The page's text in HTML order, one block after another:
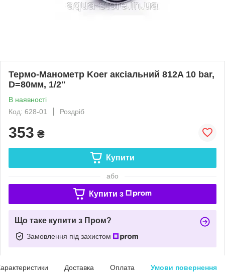
Термо-Манометр Koer аксіальний 812A 10 bar,
D=80мм, 1/2''
В наявності
Код: 628-01
Роздріб
353 ₴
Купити
або
Купити з
Що таке купити з Пром?
Замовлення під захистом
Доставка Оплата Умови повернення